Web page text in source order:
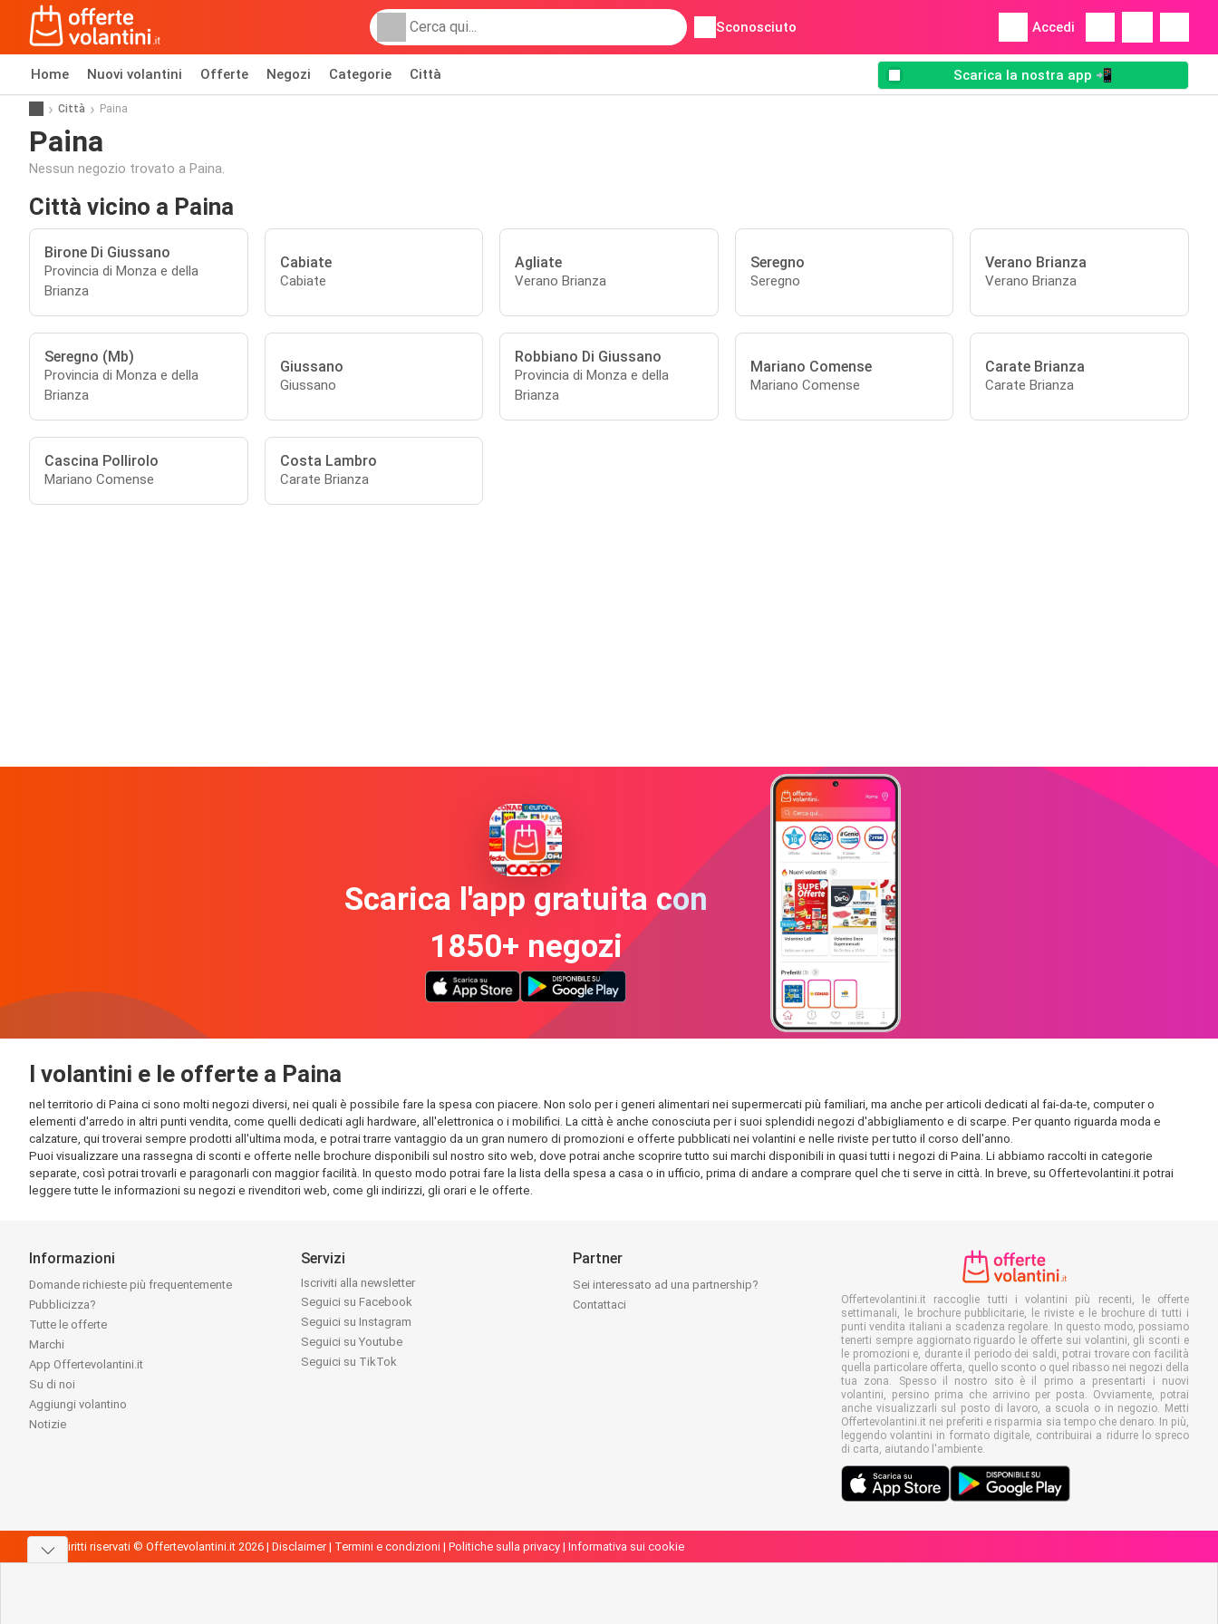
Sconosciuto Accedi
Home Nuovi volantini Offerte Negozi Categorie Città Scarica la nostra app 📲
Città Paina
Paina
Nessun negozio trovato a Paina.
Città vicino a Paina
Birone Di Giussano
Provincia di Monza e della
Brianza
Cabiate
Cabiate
Agliate
Verano Brianza
Seregno
Seregno
Verano Brianza
Verano Brianza
Seregno (Mb)
Provincia di Monza e della
Brianza
Giussano
Giussano
Robbiano Di Giussano
Provincia di Monza e della
Brianza
Mariano Comense
Mariano Comense
Carate Brianza
Carate Brianza
Cascina Pollirolo
Mariano Comense
Costa Lambro
Carate Brianza
Scarica l'app gratuita con
1850+ negozi
I volantini e le offerte a Paina
nel territorio di Paina ci sono molti negozi diversi, nei quali è possibile fare la spesa con piacere. Non solo per i generi alimentari nei supermercati più familiari, ma anche per articoli dedicati al fai-da-te, computer o
elementi d'arredo in altri punti vendita, come quelli dedicati agli hardware, all'elettronica o i mobilifici. La città è anche conosciuta per i suoi splendidi negozi d'abbigliamento e di scarpe. Per quanto riguarda moda e
calzature, qui troverai sempre prodotti all'ultima moda, e potrai trarre vantaggio da un gran numero di promozioni e offerte pubblicati nei volantini e nelle riviste per tutto il corso dell'anno.
Puoi visualizzare una rassegna di sconti e offerte nelle brochure disponibili sul nostro sito web, dove potrai anche scoprire tutto sui marchi disponibili in quasi tutti i negozi di Paina. Li abbiamo raccolti in categorie
separate, così potrai trovarli e paragonarli con maggior facilità. In questo modo potrai fare la lista della spesa a casa o in ufficio, prima di andare a comprare quel che ti serve in città. In breve, su Offertevolantini.it potrai
leggere tutte le informazioni su negozi e rivenditori web, come gli indirizzi, gli orari e le offerte.
Informazioni
Domande richieste più frequentemente
Pubblicizza?
Tutte le offerte
Marchi
App Offertevolantini.it
Su di noi
Aggiungi volantino
Notizie
Servizi
Iscriviti alla newsletter
Seguici su Facebook
Seguici su Instagram
Seguici su Youtube
Seguici su TikTok
Partner
Sei interessato ad una partnership?
Contattaci
Offertevolantini.it raccoglie tutti i volantini più recenti, le offerte
settimanali, le brochure pubblicitarie, le riviste e le brochure di tutti i
punti vendita italiani a scadenza regolare. In questo modo, possiamo
tenerti sempre aggiornato riguardo le offerte sui volantini, gli sconti e
le promozioni e, durante il periodo dei saldi, potrai trovare con facilità
quella particolare offerta, quello sconto o quel ribasso nei negozi della
tua zona. Spesso il nostro sito è il primo a presentarti i nuovi
volantini, persino prima che arrivino per posta. Ovviamente, potrai
anche visualizzarli sul posto di lavoro, a scuola o in negozio. Metti
Offertevolantini.it nei preferiti e risparmia sia tempo che denaro. In più,
leggendo volantini in formato digitale, contribuirai a ridurre lo spreco
di carta, aiutando l'ambiente.
Tutti i diritti riservati © Offertevolantini.it 2026 | Disclaimer| Termini e condizioni | Politiche sulla privacy | Informativa sui cookie